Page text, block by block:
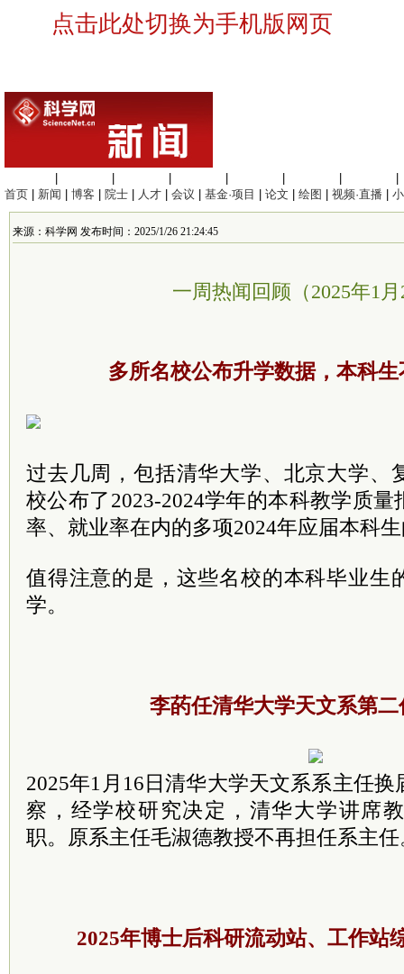
点击此处切换为手机版网页
首页
新闻 博客 院士 人才 会议 基金·项目 论文 绘图 视频·直播
来源：科学网 发布时间：2025/1/26 21:24:45
一周热闻回顾（2025年1
多所名校公布升学数据，本科
过去几周，包括清华大学、北京大学、
校公布了2023-2024学年的本科教学质
率、就业率在内的多项2024年应届本科
值得注意的是，这些名校的本科毕业生
学。
李菂任清华大学天文系第
2025年1月16日清华大学天文系系主任换
察，经学校研究决定，清华大学讲席
职。原系主任毛淑德教授不再担任系主任
2025年博士后科研流动站、工作站